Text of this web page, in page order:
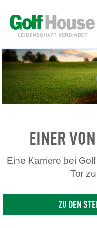
EINER
Eine Karriere bei
Tor
ZU DEN